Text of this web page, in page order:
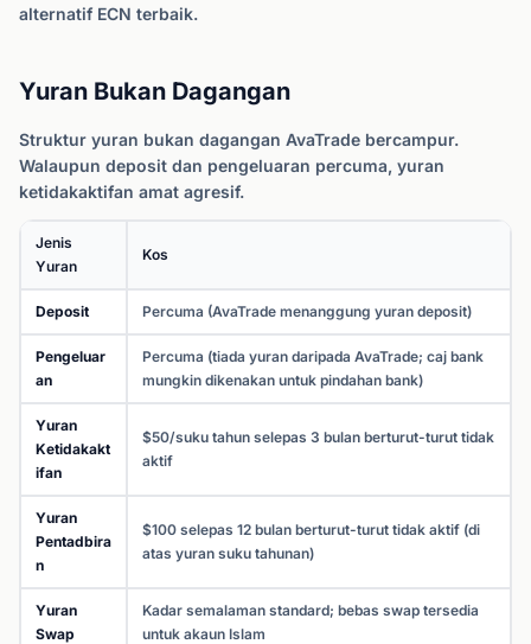
alternatif ECN terbaik.
Yuran Bukan Dagangan
Struktur yuran bukan dagangan AvaTrade bercampur.
Walaupun deposit dan pengeluaran percuma, yuran
ketidakaktifan amat agresif.
Jenis
Yuran
Kos
Deposit Percuma (AvaTrade menanggung yuran deposit)
Pengeluar
an
Percuma (tiada yuran daripada AvaTrade; caj bank
mungkin dikenakan untuk pindahan bank)
Yuran
Ketidakakt
ifan
$50/suku tahun selepas 3 bulan berturut-turut tidak
aktif
Yuran
Pentadbira
n
$100 selepas 12 bulan berturut-turut tidak aktif (di
atas yuran suku tahunan)
Yuran
Swap
Kadar semalaman standard; bebas swap tersedia
untuk akaun Islam